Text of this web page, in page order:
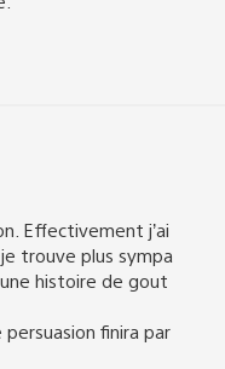
Effectivement j’ai
trouve plus sympa
histoire de gout
finira par